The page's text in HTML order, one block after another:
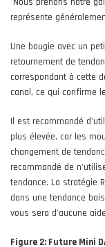
représente
Une bougie avec un
retournement de
correspondant à cette
canal, ce qui confirme
Il est recommandé
plus élevée, car les
changement de
recommandé de
tendance. La stratégie
dans une tendance
vous sera d'aucune
Figure 2: Future Mini